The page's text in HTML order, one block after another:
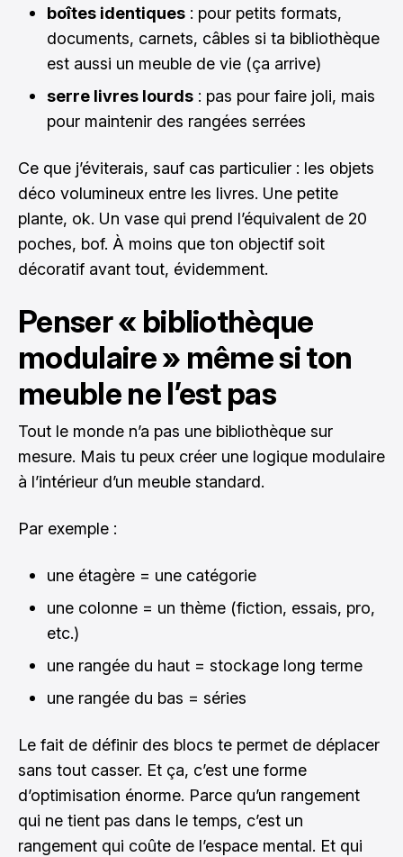
boîtes identiques : pour petits formats,
documents, carnets, câbles si ta bibliothèque
est aussi un meuble de vie (ça arrive)
serre livres lourds : pas pour faire joli, mais
pour maintenir des rangées serrées
Ce que j’éviterais, sauf cas particulier : les objets
déco volumineux entre les livres. Une petite
plante, ok. Un vase qui prend l’équivalent de 20
poches, bof. À moins que ton objectif soit
décoratif avant tout, évidemment.
Penser « bibliothèque
modulaire » même si ton
meuble ne l’est pas
Tout le monde n’a pas une bibliothèque sur
mesure. Mais tu peux créer une logique modulaire
à l’intérieur d’un meuble standard.
Par exemple :
une étagère = une catégorie
une colonne = un thème (fiction, essais, pro,
etc.)
une rangée du haut = stockage long terme
une rangée du bas = séries
Le fait de définir des blocs te permet de déplacer
sans tout casser. Et ça, c’est une forme
d’optimisation énorme. Parce qu’un rangement
qui ne tient pas dans le temps, c’est un
rangement qui coûte de l’espace mental. Et qui